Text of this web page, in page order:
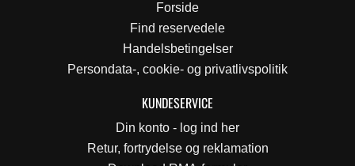
Forside
Find reservedele
Handelsbetingelser
Persondata-, cookie- og privatlivspolitik
KUNDESERVICE
Din konto - log ind her
Retur, fortrydelse og reklamation